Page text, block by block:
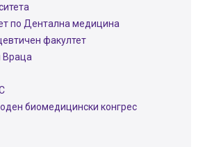
по Дентална медицина
факултет
Враца
биомедицински конгрес